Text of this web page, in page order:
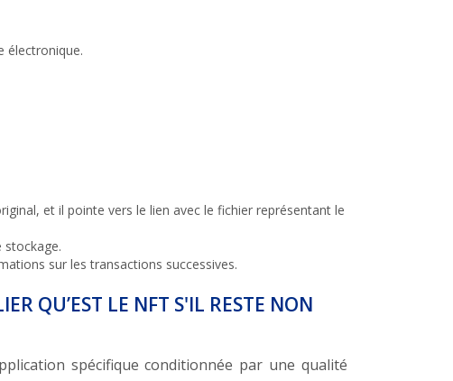
électronique.
et il pointe vers le lien avec le fichier représentant le
sur les transactions successives.
QU’EST LE NFT S'IL RESTE NON
spécifique conditionnée par une qualité